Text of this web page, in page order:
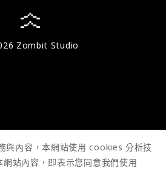
Zombit Studio
與內容，本網站使用 cookies 分析技
站內容，即表示您同意我們使用